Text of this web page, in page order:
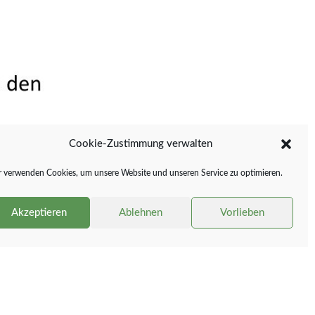
Cookie-Zustimmung verwalten
verwenden Cookies, um unsere Website und unseren Service zu optimieren.
Akzeptieren Ablehnen Vorlieben